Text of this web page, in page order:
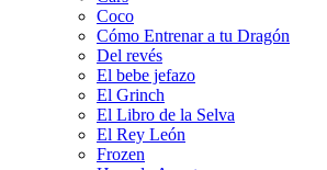
Coco
Cómo Entrenar a tu Dragón
Del revés
El bebe jefazo
El Grinch
El Libro de la Selva
El Rey León
Frozen